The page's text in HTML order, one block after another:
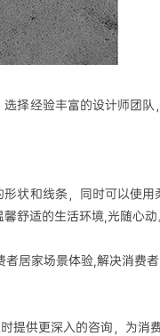
择经验丰富的设计师团
状和线条，同时可以使
舒适的生活环境,光随心
居家场景体验,解决消费
供更深入的咨询，为